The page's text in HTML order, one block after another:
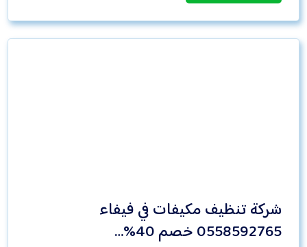
شركة تنظيف مكيفات في فيفاء
0558592765 خصم 40%…